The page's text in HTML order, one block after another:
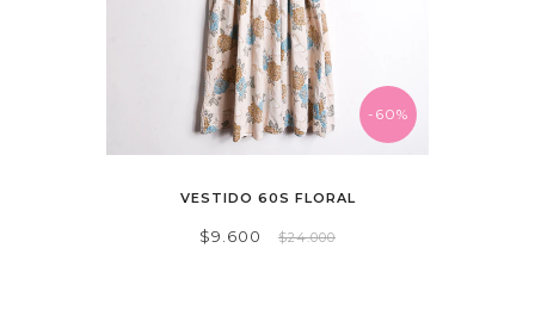
-60%
VESTIDO 60S FLORAL
$9.600 $24.000